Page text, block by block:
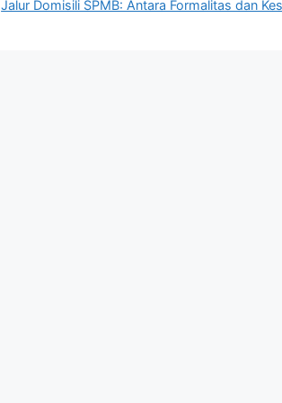
Jalur Domisili SPMB: Antara Formalitas dan